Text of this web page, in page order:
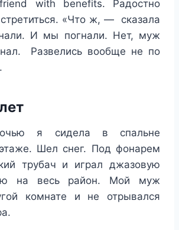
with benefits. Радостно
«Что ж, — сказала
И мы погнали. Нет, муж
Развелись вообще не по
я сидела в спальне
Шел снег. Под фонарем
трубач и играл джазовую
на весь район. Мой муж
комнате и не отрывался